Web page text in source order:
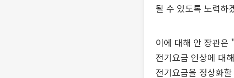
될 수 있도록 노력하
이에 대해 안 장관은
전기요금 인상에 대
전기요금을 정상화